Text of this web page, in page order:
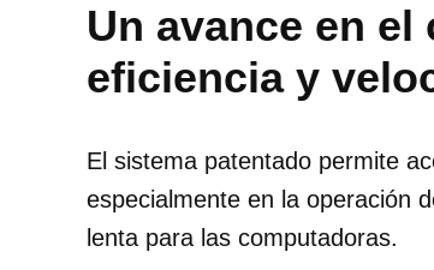
Un avance en
eficiencia y
El sistema patentado permite
especialmente en la operación
lenta para las computadoras.